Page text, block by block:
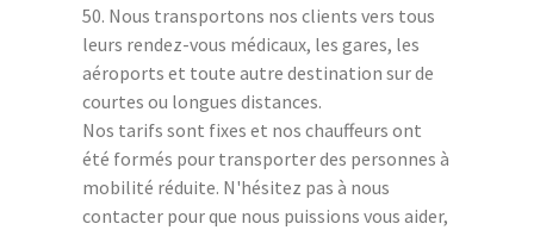
50. Nous transportons nos clients vers tous
leurs rendez-vous médicaux, les gares, les
aéroports et toute autre destination sur de
courtes ou longues distances.
Nos tarifs sont fixes et nos chauffeurs ont
été formés pour transporter des personnes à
mobilité réduite. N'hésitez pas à nous
contacter pour que nous puissions vous aider,